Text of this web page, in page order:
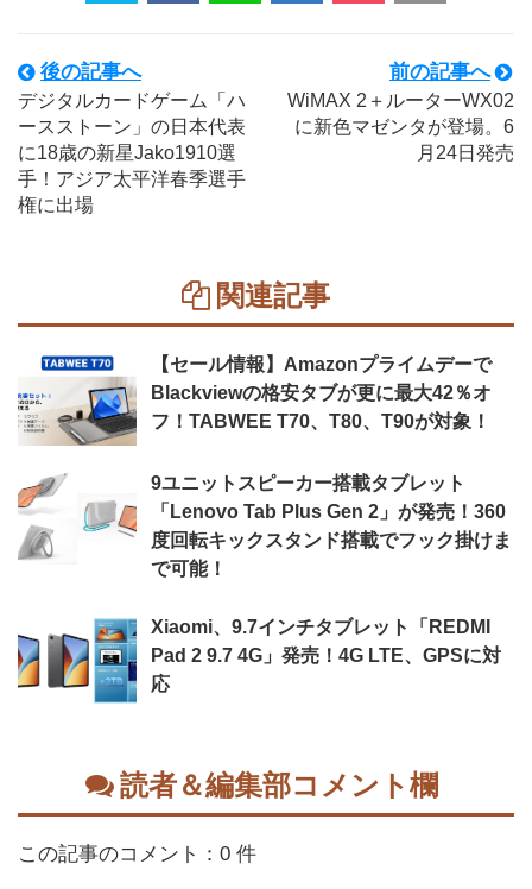
後の記事へ
デジタルカードゲーム「ハ
ースストーン」の日本代表
に18歳の新星Jako1910選
手！アジア太平洋春季選手
権に出場
前の記事へ
WiMAX 2＋ルーターWX02
に新色マゼンタが登場。6
月24日発売
関連記事
【セール情報】Amazonプライムデーで
Blackviewの格安タブが更に最大42％オ
フ！TABWEE T70、T80、T90が対象！
9ユニットスピーカー搭載タブレット
「Lenovo Tab Plus Gen 2」が発売！360
度回転キックスタンド搭載でフック掛けま
で可能！
Xiaomi、9.7インチタブレット「REDMI
Pad 2 9.7 4G」発売！4G LTE、GPSに対
応
読者＆編集部コメント欄
この記事のコメント：0 件